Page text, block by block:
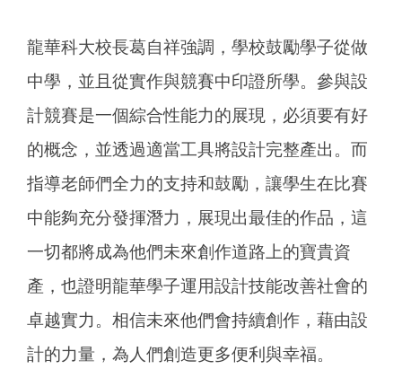
龍華科大校長葛自祥強調，學校鼓勵學子從做
中學，並且從實作與競賽中印證所學。參與設
計競賽是一個綜合性能力的展現，必須要有好
的概念，並透過適當工具將設計完整產出。而
指導老師們全力的支持和鼓勵，讓學生在比賽
中能夠充分發揮潛力，展現出最佳的作品，這
一切都將成為他們未來創作道路上的寶貴資
產，也證明龍華學子運用設計技能改善社會的
卓越實力。相信未來他們會持續創作，藉由設
計的力量，為人們創造更多便利與幸福。